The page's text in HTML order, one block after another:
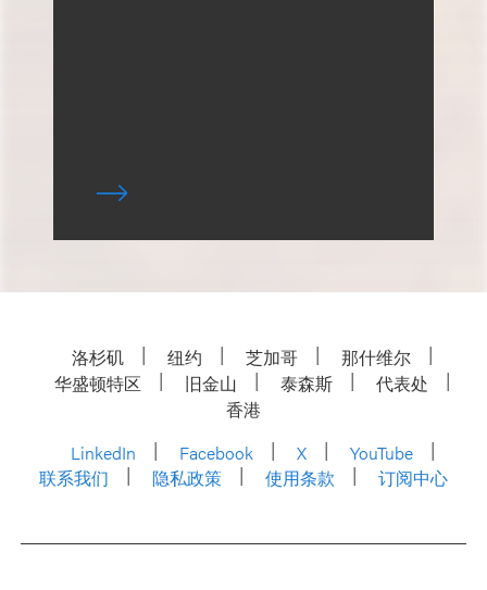
洛杉矶 纽约 芝加哥
那什维尔
华盛顿特区
旧金山 泰森斯
代表处
香港
LinkedIn
Facebook X
YouTube
联系我们
隐私政策 使用条款 订阅中心